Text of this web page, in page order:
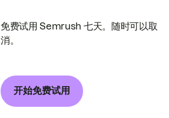
免费试用 Semrush 七天。随时可以取
消。
开始免费试用